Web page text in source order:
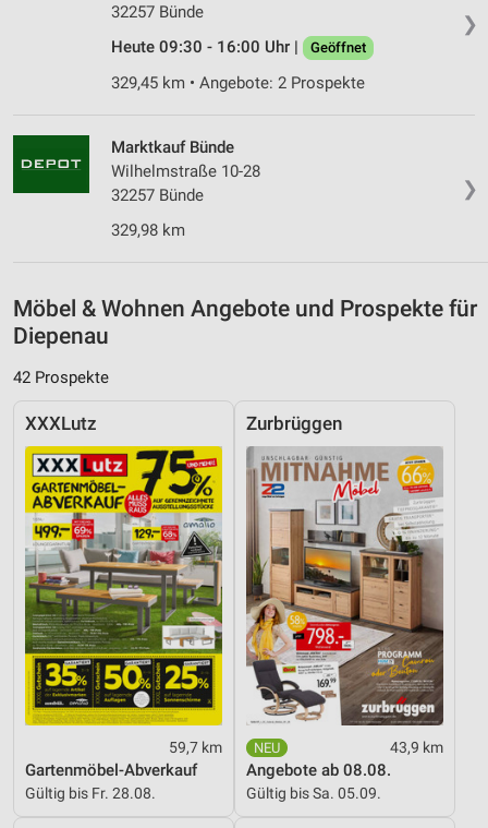
❯
32257 Bünde
Heute 09:30 - 16:00 Uhr |
Geöffnet
329,45 km • Angebote: 2 Prospekte
❯
Marktkauf Bünde
Wilhelmstraße 10-28
32257 Bünde
329,98 km
Möbel & Wohnen Angebote und Prospekte für
Diepenau
42 Prospekte
XXXLutz
59,7 km
Gartenmöbel-Abverkauf
Gültig bis Fr. 28.08.
Zurbrüggen
43,9 km
Angebote ab 08.08.
Gültig bis Sa. 05.09.